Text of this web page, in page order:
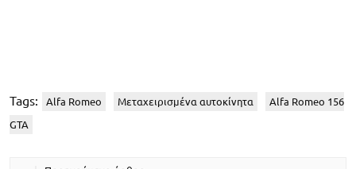
Tags: Alfa Romeo Μεταχειρισμένα αυτοκίνητα Alfa Romeo 156
GTA